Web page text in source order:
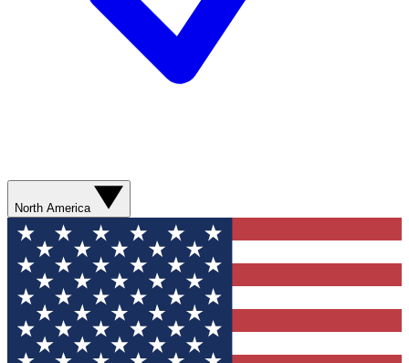
North America